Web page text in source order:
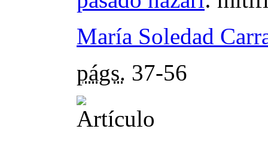
María Soledad
págs. 37-56